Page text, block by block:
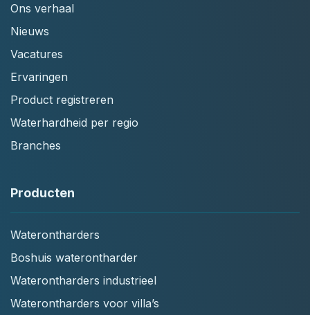
Ons verhaal
Nieuws
Vacatures
Ervaringen
Product registreren
Waterhardheid per regio
Branches
Producten
Waterontharders
Boshuis waterontharder
Waterontharders industrieel
Waterontharders voor villa’s